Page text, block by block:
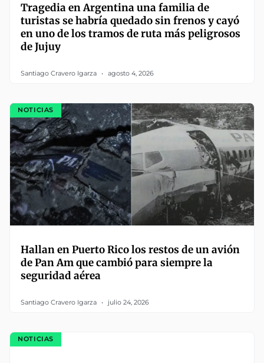
Tragedia en Argentina una familia de
turistas se habría quedado sin frenos y cayó
en uno de los tramos de ruta más peligrosos
de Jujuy
Santiago Cravero Igarza agosto 4, 2026
NOTICIAS
Hallan en Puerto Rico los restos de un avión
de Pan Am que cambió para siempre la
seguridad aérea
Santiago Cravero Igarza julio 24, 2026
NOTICIAS